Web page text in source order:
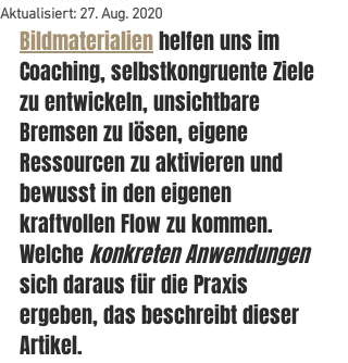
Aktualisiert: 27. Aug. 2020
Bildmaterialien helfen uns im
Coaching, selbstkongruente Ziele
zu entwickeln, unsichtbare
Bremsen zu lösen, eigene
Ressourcen zu aktivieren und
bewusst in den eigenen
kraftvollen Flow zu kommen.
Welche konkreten Anwendungen
sich daraus für die Praxis
ergeben, das beschreibt dieser
Artikel.